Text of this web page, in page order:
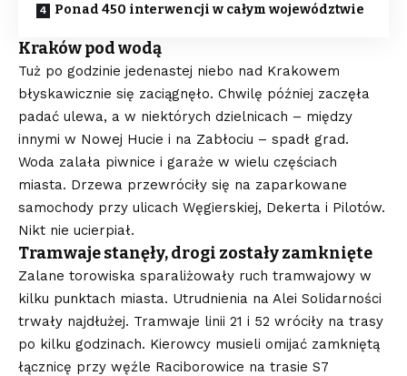
Ponad 450 interwencji w całym województwie
Kraków pod wodą
Tuż po godzinie jedenastej niebo nad Krakowem
błyskawicznie się zaciągnęło. Chwilę później zaczęła
padać ulewa, a w niektórych dzielnicach – między
innymi w Nowej Hucie i na Zabłociu – spadł grad.
Woda zalała piwnice i garaże w wielu częściach
miasta. Drzewa przewróciły się na zaparkowane
samochody przy ulicach Węgierskiej, Dekerta i Pilotów.
Nikt nie ucierpiał.
Tramwaje stanęły, drogi zostały zamknięte
Zalane torowiska sparaliżowały ruch tramwajowy w
kilku punktach miasta. Utrudnienia na Alei Solidarności
trwały najdłużej. Tramwaje linii 21 i 52 wróciły na trasy
po kilku godzinach. Kierowcy musieli omijać zamkniętą
łącznicę przy węźle Raciborowice na trasie S7